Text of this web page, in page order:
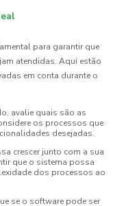
para garantir que
atendidas. Aqui estão
em conta durante o
avalie quais são as
os processos que
desejadas.
crescer junto com a sua
que o sistema possa
dos processos ao
se o software pode ser